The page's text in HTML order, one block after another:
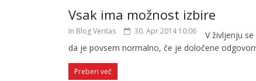
Vsak ima možnost izbire
In Blog Veritas 30. Apr 2014 10:06
V življenju
da je povsem normalno, če je določene
Preberi več